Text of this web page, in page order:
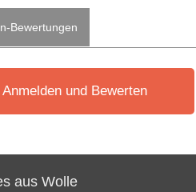
Bewertungen
Anmelden und Bewerten
aus Wolle